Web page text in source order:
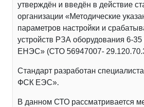
утверждён и введён в действие
организации «Методические
параметров настройки и
устройств РЗА оборудования 6-35
ЕНЭС» (СТО 56947007-
Стандарт разработан
ФСК ЕЭС».
В данном СТО рассматривается